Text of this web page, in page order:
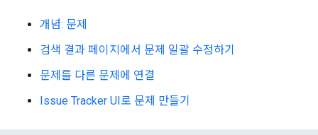
개념: 문제
검색 결과 페이지에서 문제 일괄 수정하기
문제를 다른 문제에 연결
Issue Tracker UI로 문제 만들기